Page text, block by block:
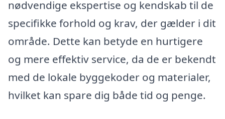
nødvendige ekspertise og kendskab til de
specifikke forhold og krav, der gælder i dit
område. Dette kan betyde en hurtigere
og mere effektiv service, da de er bekendt
med de lokale byggekoder og materialer,
hvilket kan spare dig både tid og penge.